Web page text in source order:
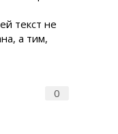
текст не
а тим,
0